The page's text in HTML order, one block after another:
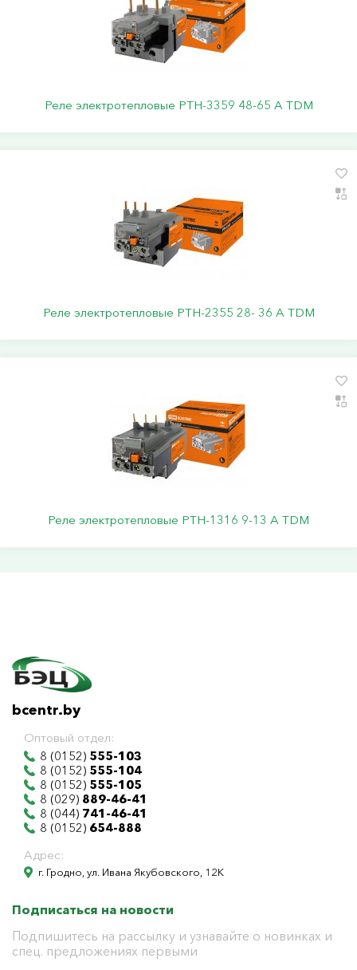
Реле электротепловые РТН-3359 48-65 А TDM
Реле электротепловые РТН-2355 28- 36 А TDM
Реле электротепловые РТН-1316 9-13 А TDM
bcentr.by
Оптовый отдел:
8 (0152) 555-103
8 (0152) 555-104
8 (0152) 555-105
8 (029) 889-46-41
8 (044) 741-46-41
8 (0152) 654-888
Адрес:
г. Гродно, ул. Ивана Якубовского, 12К
Подписаться на новости
Подпишитесь на рассылку и узнавайте о новинках и
спец. предложениях первыми